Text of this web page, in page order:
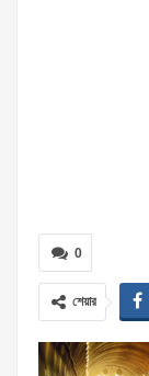
0
শেয়ার